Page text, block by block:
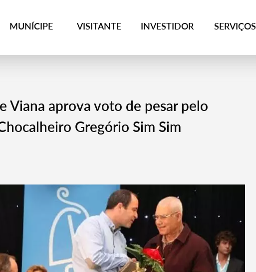
MUNÍCIPE VISITANTE INVESTIDOR SERVIÇOS
Viana aprova voto de pesar pelo
Gregório Sim Sim